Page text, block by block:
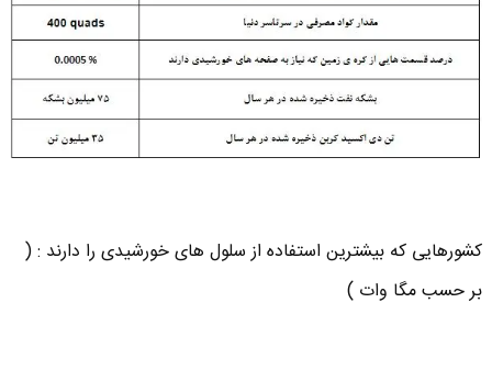
کشورهایی که بیشترین استفاده از سلول های خورشیدی را دارند : (
بر حسب مگا وات )